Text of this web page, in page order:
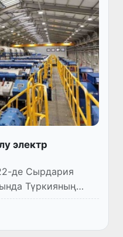
электр
де Сырдария
Түркияның
салған қуаты 220
электр
бір...